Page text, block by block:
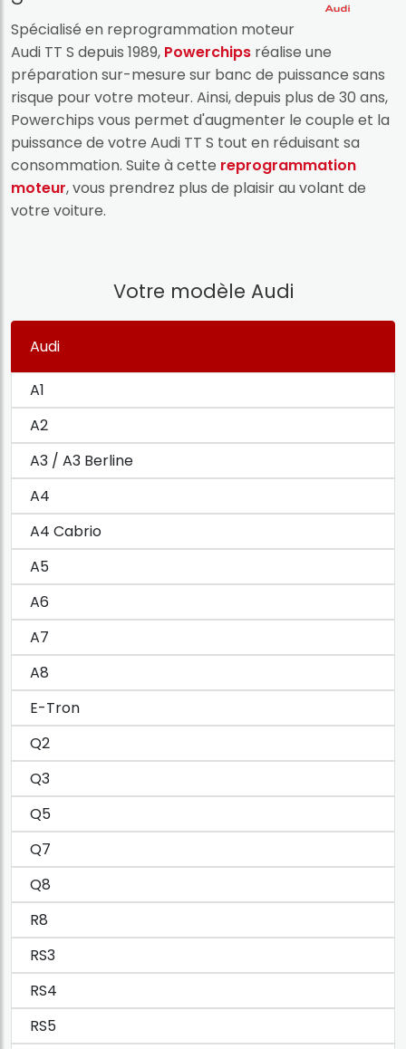
Spécialisé en reprogrammation moteur
Audi TT S depuis 1989, Powerchips réalise une
préparation sur-mesure sur banc de puissance sans
risque pour votre moteur. Ainsi, depuis plus de 30 ans,
Powerchips vous permet d'augmenter le couple et la
puissance de votre Audi TT S tout en réduisant sa
consommation. Suite à cette reprogrammation
moteur, vous prendrez plus de plaisir au volant de
votre voiture.
Votre modèle Audi
Audi
A1
A2
A3 / A3 Berline
A4
A4 Cabrio
A5
A6
A7
A8
E-Tron
Q2
Q3
Q5
Q7
Q8
R8
RS3
RS4
RS5